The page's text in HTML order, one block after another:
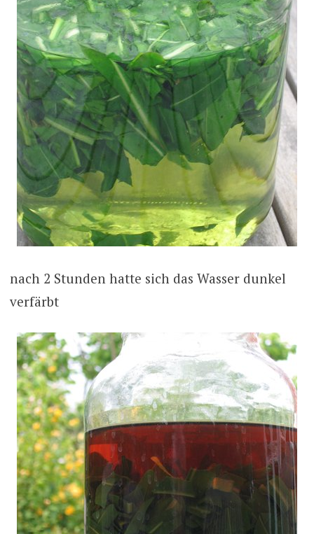
nach 2 Stunden hatte sich das Wasser dunkel
verfärbt